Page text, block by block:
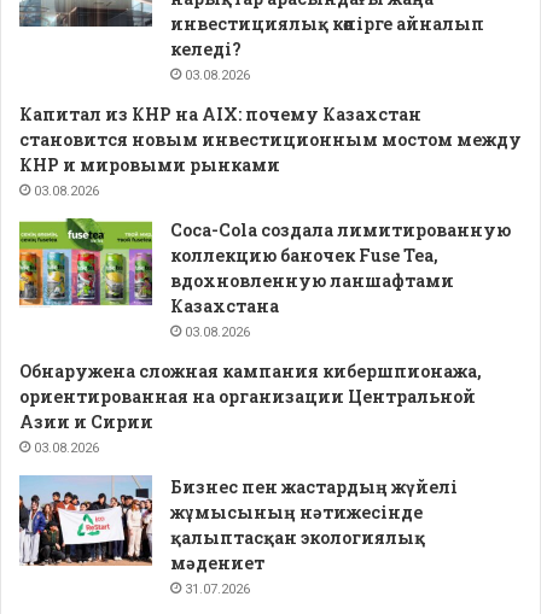
инвестициялық көпірге айналып
келеді?
03.08.2026
Капитал из КНР на AIX: почему Казахстан
становится новым инвестиционным мостом между
КНР и мировыми рынками
03.08.2026
Coca-Cola создала лимитированную
коллекцию баночек Fuse Tea,
вдохновленную ланшафтами
Казахстана
03.08.2026
Обнаружена сложная кампания кибершпионажа,
ориентированная на организации Центральной
Азии и Сирии
03.08.2026
Бизнес пен жастардың жүйелі
жұмысының нәтижесінде
қалыптасқан экологиялық
мәдениет
31.07.2026